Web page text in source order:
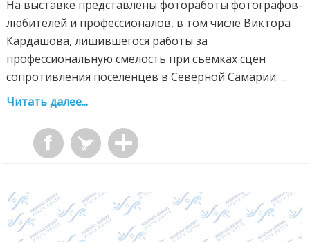
На выставке представлены фотоработы фотографов-
любителей и профессионалов, в том числе Виктора
Кардашова, лишившегося работы за
профессиональную смелость при съемках сцен
сопротивления поселенцев в Северной Самарии. ...
Читать далее...